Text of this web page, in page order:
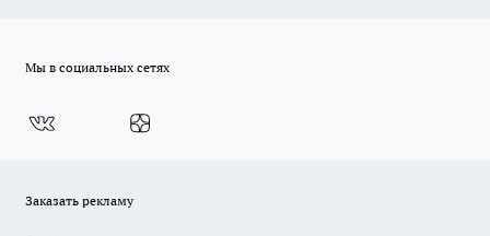
Мы в социальных сетях
Заказать рекламу